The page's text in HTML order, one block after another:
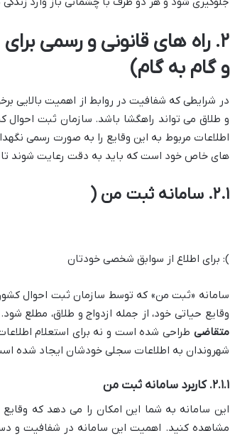
۲. راه های قانونی و رسمی
و گام به گام)
در شرایطی که شفافیت در روابط از اهمیت بالایی
و طلاق می تواند راهگشا باشد. سازمان ثبت احوال
اطلاعات مربوط به این وقایع را به صورت رسمی
های خاص خود است که باید به دقت رعایت شوند
۲.۱. سامانه ثبت من (
): برای اطلاع از سوابق شخصی خودتان
سامانه «ثبت من» که توسط سازمان ثبت احوال کشور
وقایع حیاتی خود، از جمله ازدواج و طلاق، مطلع
متقاضی طراحی شده است و نه برای استعلام
شهروندان به اطلاعات سجلی خودشان ایجاد شده
۲.۱.۱. کاربرد سامانه ثبت من
مشاهده کنید. اهمیت این سامانه در شفافیت و